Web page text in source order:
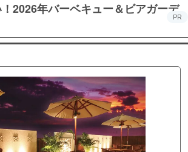
2026年バーベキュー＆ビアガーデ
PR